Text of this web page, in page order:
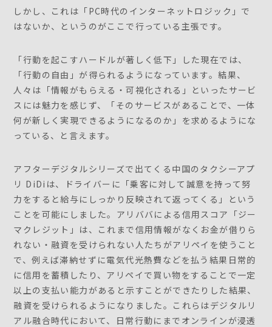
しかし、これは「PC時代のインターネットロジック」で
はないか、というのがここで行っている主張です。
「行動を起こすハードルが著しく低下」した現在では、
「行動の自由」が得られるようになっています。結果、
人々は「情報がもらえる・可視化される」といったサービ
スには魅力を感じず、「そのサービスがあることで、一体
何が新しく実現できるようになるのか」を求めるようにな
っている、と言えます。
アフターデジタルシリーズで出てくる中国のタクシーアプ
リ DiDiは、ドライバーに「乗客に対して誠意を持って努
力をすると給与にしっかり反映されて返ってくる」という
ことを可能にしました。アリババによる信用スコア「ジー
マクレジット」は、これまで信用情報がなくお金が借りら
れない・融資を受けられない人たちがアリペイを使うこと
で、例えば滞納せずに電気代光熱費などを払う結果日常的
に信用を蓄積したり、アリペイで買い物をすることで一定
以上の支払い能力があると示すことができたりした結果、
融資を受けられるようになりました。これらはデジタルリ
アル融合時代において、日常行動にまでオンラインが浸透